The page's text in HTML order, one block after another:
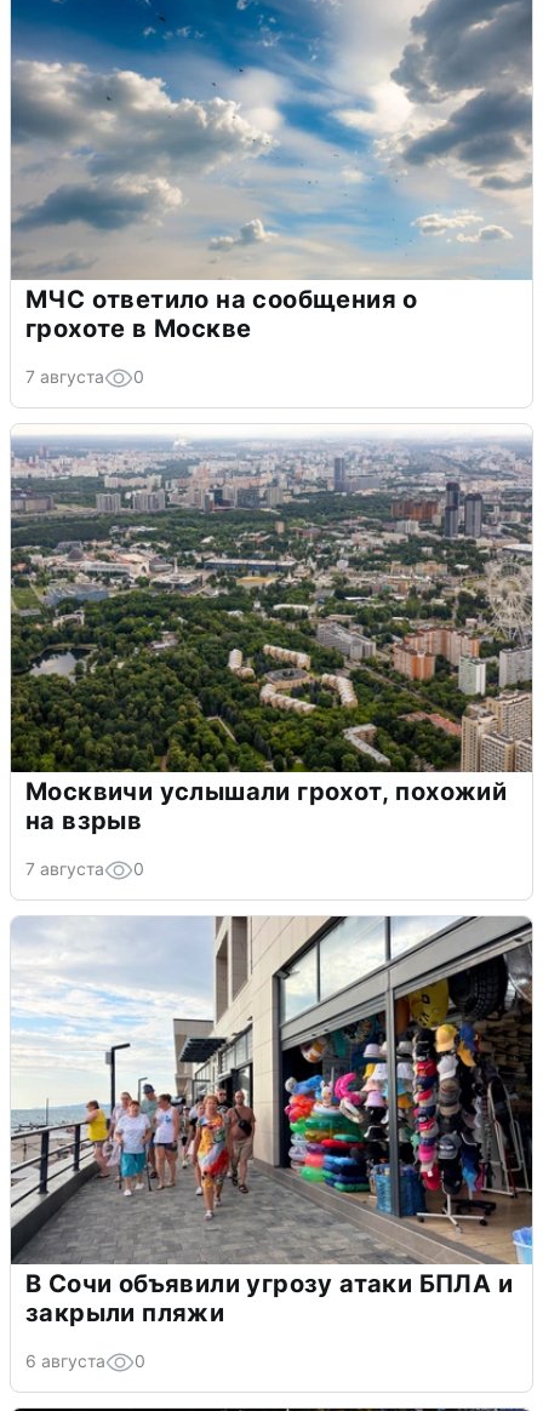
МЧС ответило на сообщения о
грохоте в Москве
7 августа 0
Москвичи услышали грохот, похожий
на взрыв
7 августа 0
В Сочи объявили угрозу атаки БПЛА и
закрыли пляжи
6 августа 0